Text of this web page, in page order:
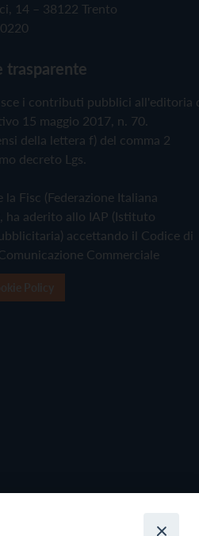
14 – 38122 Trento
trasparente
i contributi pubblici all'editoria
15 maggio 2017, n. 70.
della lettera f) del comma 2
decreto Lgs.
Fisc (Federazione Italiana
ha aderito allo IAP (Istituto
accettando il Codice di
Commerciale